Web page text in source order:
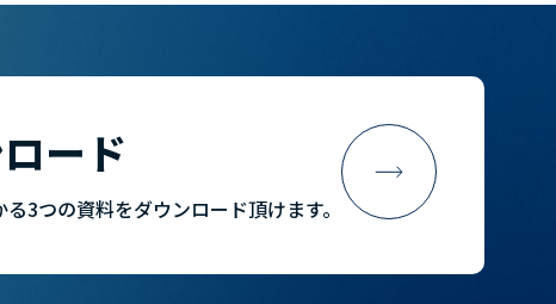
ード
3つの資料をダウンロード頂けます。